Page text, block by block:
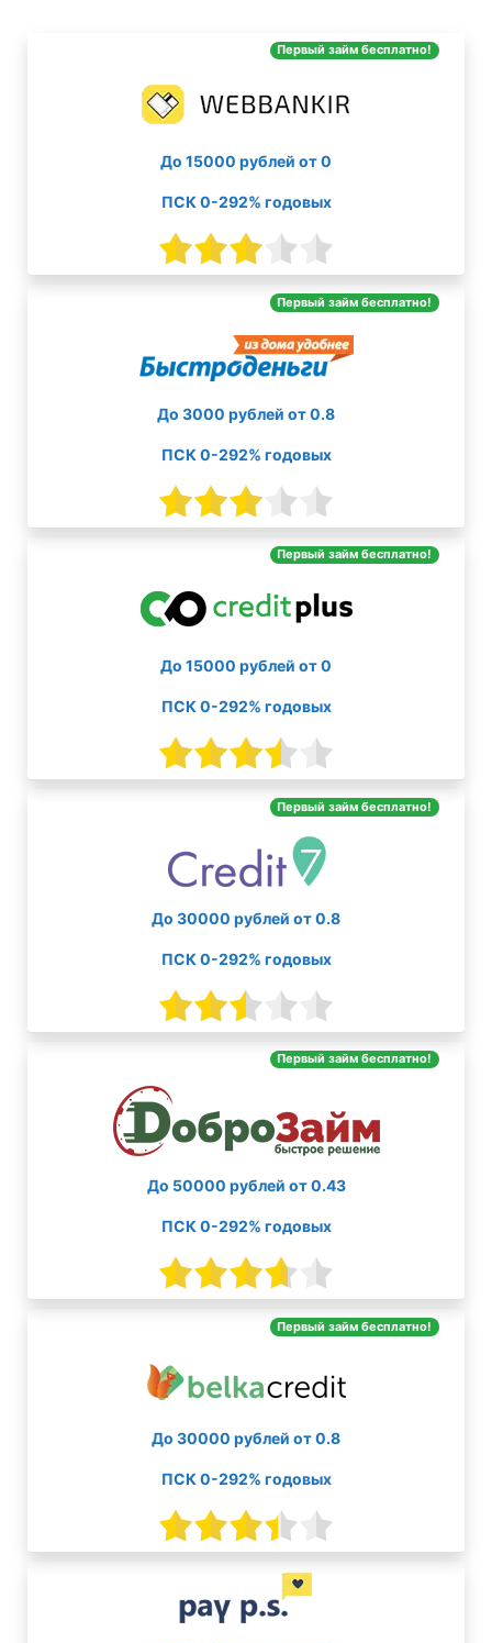
Первый займ бесплатно!
До 15000 рублей от 0
ПСК 0-292% годовых
Первый займ бесплатно!
До 3000 рублей от 0.8
ПСК 0-292% годовых
Первый займ бесплатно!
До 15000 рублей от 0
ПСК 0-292% годовых
Первый займ бесплатно!
До 30000 рублей от 0.8
ПСК 0-292% годовых
Первый займ бесплатно!
До 50000 рублей от 0.43
ПСК 0-292% годовых
Первый займ бесплатно!
До 30000 рублей от 0.8
ПСК 0-292% годовых